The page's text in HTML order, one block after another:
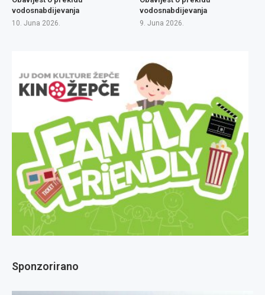
vodosnabdijevanja
10. Juna 2026.
vodosnabdijevanja
9. Juna 2026.
Sponzorirano